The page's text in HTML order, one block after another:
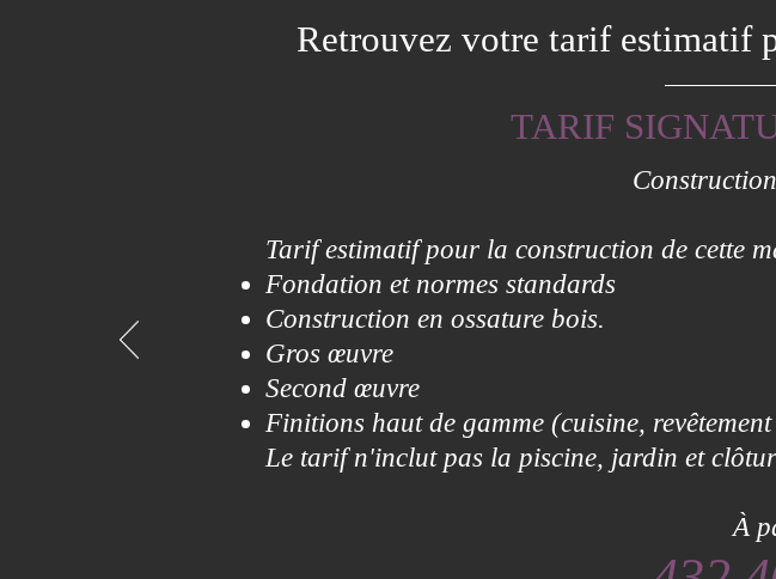
Retrouvez votre tarif estimatif
TARIF
Tarif estimatif pour la construction de cette
Fondation et normes standards
Construction en ossature bois.
Gros œuvre
Second œuvre
Finitions haut de gamme (cuisine,
Le tarif n'inclut pas la piscine, jardin et
À